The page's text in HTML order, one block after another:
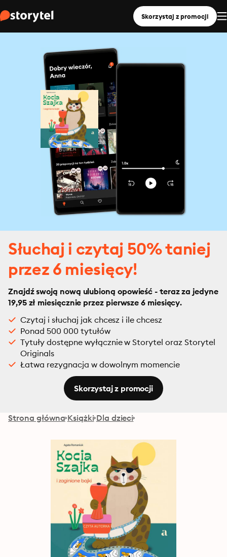
Skorzystaj z promocji
Słuchaj i czytaj 50% taniej
przez 6 miesięcy!
Znajdź swoją nową ulubioną opowieść - teraz za jedyne
19,95 zł miesięcznie przez pierwsze 6 miesięcy.
Czytaj i słuchaj jak chcesz i ile chcesz
Ponad 500 000 tytułów
Tytuły dostępne wyłącznie w Storytel oraz Storytel
Originals
Łatwa rezygnacja w dowolnym momencie
Skorzystaj z promocji
Strona główna Książki Dla dzieci